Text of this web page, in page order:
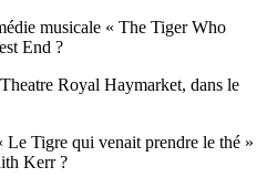
musicale « The Tiger Who
End ?
Royal Haymarket, dans le
Le Tigre qui venait prendre le thé »
Kerr ?